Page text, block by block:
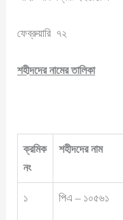
ফেব্রুয়ারি ৭২
শহীদদের নামের তালিকা
ক্রমিক
নং
শহীদদের নাম
১ পিএ – ১০৫৬১